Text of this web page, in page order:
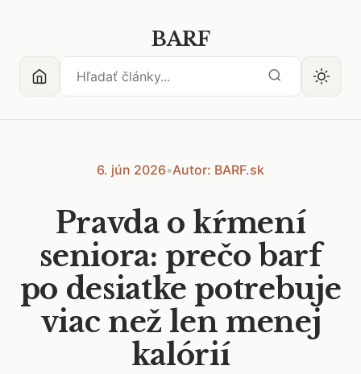
BARF
6. jún 2026•Autor: BARF.sk
Pravda o kŕmení
seniora: prečo barf
po desiatke potrebuje
viac než len menej
kalórií